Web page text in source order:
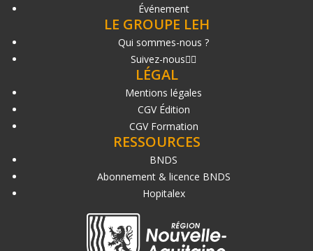
Événement
LE GROUPE LEH
Qui sommes-nous ?
Suivez-nous
LÉGAL
Mentions légales
CGV Édition
CGV Formation
RESSOURCES
BNDS
Abonnement & licence BNDS
Hopitalex